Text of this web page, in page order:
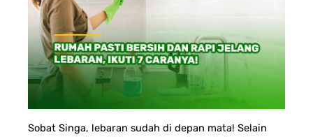
Sobat Singa, lebaran sudah di depan mata! Selain